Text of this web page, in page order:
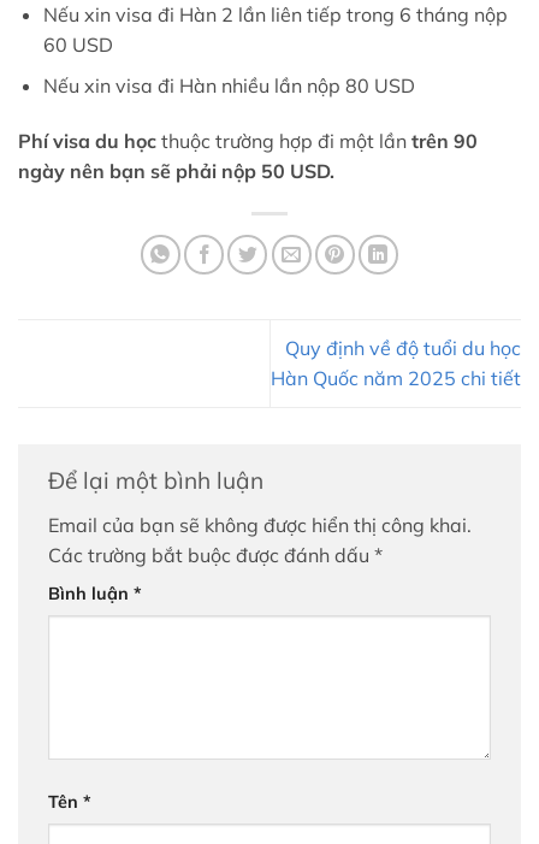
Nếu xin visa đi Hàn 2 lần liên tiếp trong 6 tháng nộp
60 USD
Nếu xin visa đi Hàn nhiều lần nộp 80 USD
Phí visa du học thuộc trường hợp đi một lần trên 90
ngày nên bạn sẽ phải nộp 50 USD.
Quy định về độ tuổi du học
Hàn Quốc năm 2025 chi tiết
Để lại một bình luận
Email của bạn sẽ không được hiển thị công khai.
Các trường bắt buộc được đánh dấu *
Bình luận *
Tên *